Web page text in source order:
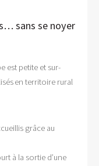
sans se noyer
est petite et sur-
en territoire rural
grâce au
à la sortie d’une